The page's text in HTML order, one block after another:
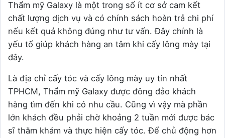
Thẩm mỹ Galaxy là một trong số ít cơ sở cam kết
chất lượng dịch vụ và có chính sách hoàn trả chi phí
nếu kết quả không đúng như tư vấn. Đây chính là
yếu tố giúp khách hàng an tâm khi cấy lông mày tại
đây.
Là địa chỉ cấy tóc và cấy lông mày uy tín nhất
TPHCM, Thẩm mỹ Galaxy được đông đảo khách
hàng tìm đến khi có nhu cầu. Cũng vì vậy mà phần
lớn khách đều phải chờ khoảng 2 tuần mới được bác
sĩ thăm khám và thực hiện cấy tóc. Để chủ động hơn